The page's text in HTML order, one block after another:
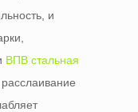
и
ВПВ стальная